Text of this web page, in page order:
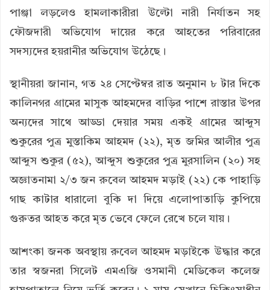
পাঞ্জা লড়লেও হামলাকারীরা উল্টো নারী নির্যাতন সহ
ফৌজদারী অভিযোগ দায়ের করে আহতের পরিবারের
সদস্যদের হয়রানীর অভিযোগ উঠেছে।
স্থানীয়রা জানান, গত ২৪ সেপ্টেম্বর রাত অনুমান ৮ টার দিকে
কালিনগর গ্রামের মাসুক আহমদের বাড়ির পাশে রাস্তার উপর
অন্যদের সাথে আড্ডা দেয়ার সময় একই গ্রামের আব্দুস
শুকুরের পুত্র মুস্তাকিম আহমদ (২২), মৃত জমির আলীর পুত্র
আব্দুস শুকুর (৫২), আব্দুস শুকুরের পুত্র মুরসালিন (২০) সহ
অজ্ঞাতনামা ২/৩ জন রুবেল আহমদ মড়াই (২২) কে পাহাড়ি
গাছ কাটার ধারালো বুকি দা দিয়ে এলোপাতাড়ি কুপিয়ে
গুরুতর আহত করে মৃত ভেবে ফেলে রেখে চলে যায়।
আশংকা জনক অবস্থায় রুবেল আহমদ মড়াইকে উদ্ধার করে
তার স্বজনরা সিলেট এমএজি ওসমানী মেডিকেল কলেজ